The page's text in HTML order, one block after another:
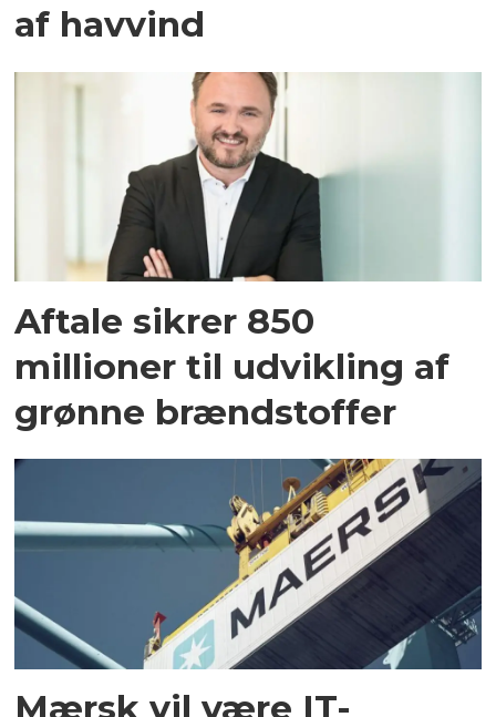
af havvind
Aftale sikrer 850
millioner til udvikling af
grønne brændstoffer
Mærsk vil være IT-